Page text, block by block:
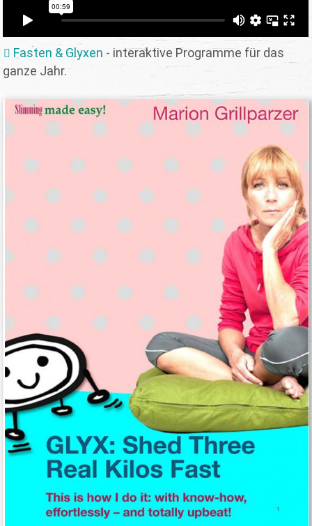
Fasten & Glyxen - interaktive Programme für das
ganze Jahr.